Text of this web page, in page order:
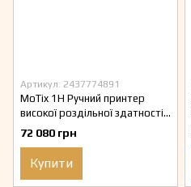
Артикул: 2437774891
MoTix 1H Ручний принтер
високої роздільної здатності
(Без сканера штрих-кодів)
72 080 грн
Купити